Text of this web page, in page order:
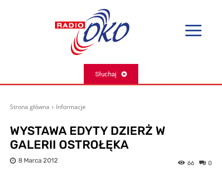
Słuchaj
Strona główna Informacje
WYSTAWA EDYTY DZIERŻ W
GALERII OSTROŁĘKA
8 Marca 2012 0
66